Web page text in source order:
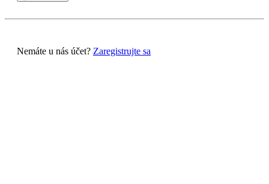
Nemáte u nás účet? Zaregistrujte sa